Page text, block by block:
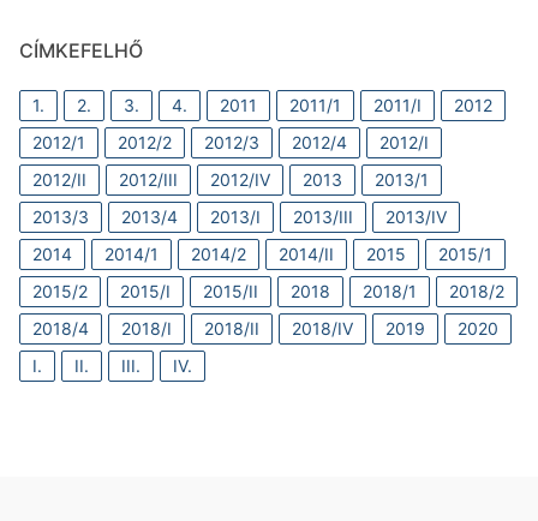
CÍMKEFELHŐ
1. 2. 3. 4. 2011 2011/1 2011/I
2012
2012/1
2012/2 2012/3 2012/4
2012/I
2012/II
2012/III 2012/IV 2013
2013/1
2013/3
2013/4 2013/I 2013/III
2013/IV
2014
2014/1 2014/2 2014/II 2015
2015/1
2015/2
2015/I 2015/II 2018 2018/1
2018/2
2018/4
2018/I 2018/II 2018/IV 2019
2020
I.
II. III. IV.